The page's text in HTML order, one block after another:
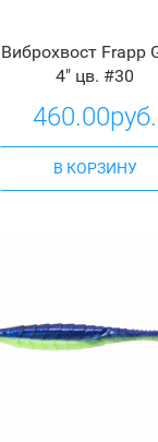
Виброхвост Frapp
4" цв. #30
460.00руб.
В КОРЗИНУ